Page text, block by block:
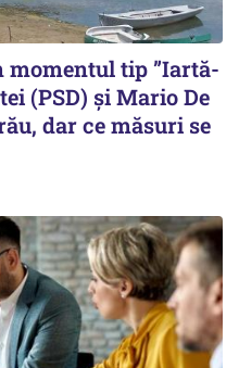
tip ”Iartă-
(PSD) și Mario De
dar ce măsuri se